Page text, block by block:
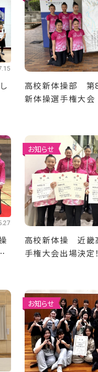
高校新体操部 第
新体操選手権大
お知らせ
高校新体操 近畿
手権大会出場決定！
お知らせ